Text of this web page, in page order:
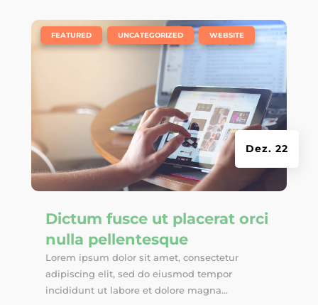
Dictum fusce ut placerat orci
nulla pellentesque
Dez. 22
FEATURED UNCATEGORIZED WEBSITE
Lorem ipsum dolor sit amet, consectetur
adipiscing elit, sed do eiusmod tempor
incididunt ut labore et dolore magna...